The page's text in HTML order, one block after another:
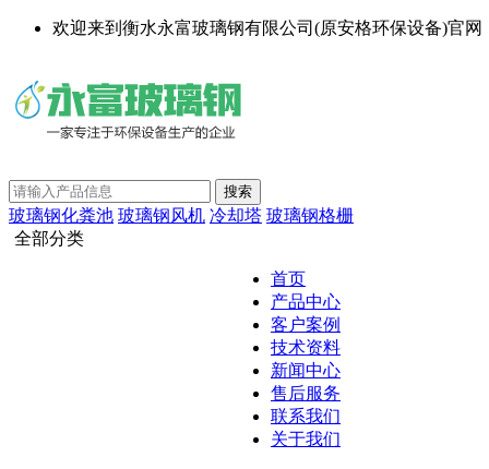
欢迎来到衡水永富玻璃钢有限公司(原安格环保设备)官网
玻璃钢化粪池 玻璃钢风机 冷却塔 玻璃钢格栅
全部分类
首页
产品中心
客户案例
技术资料
新闻中心
售后服务
联系我们
关于我们